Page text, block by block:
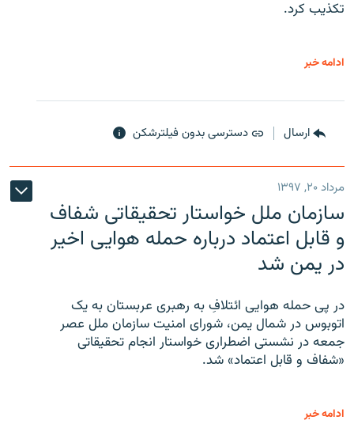
تکذیب کرد.
ادامه خبر
ارسال دسترسی بدون فیلترشکن
مرداد ۲۰, ۱۳۹۷
سازمان ملل خواستار تحقیقاتی شفاف
و قابل اعتماد درباره حمله هوایی اخیر
در یمن شد
در پی حمله هوایی ائتلافِ به رهبری عربستان به یک
اتوبوس در شمال یمن، شورای امنیت سازمان ملل عصر
جمعه در نشستی اضطراری خواستار انجام تحقیقاتی
«شفاف و قابل اعتماد» شد.
ادامه خبر